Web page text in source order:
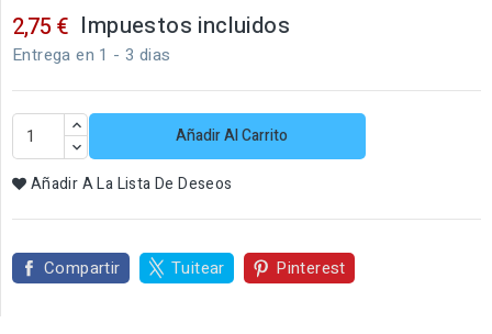
2,75 € Impuestos incluidos
Entrega en 1 - 3 dias
Añadir Al Carrito
Añadir A La Lista De Deseos
Compartir Tuitear Pinterest